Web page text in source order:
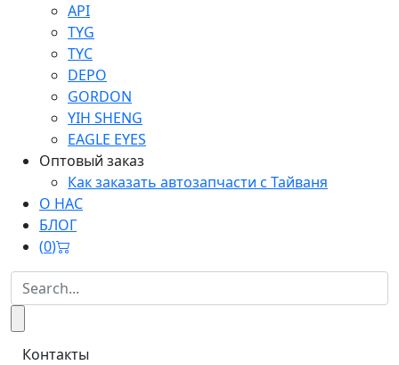
API
TYG
TYC
DEPO
GORDON
YIH SHENG
EAGLE EYES
Оптовый заказ
Как заказать автозапчасти с Тайваня
О НАС
БЛОГ
(0)
Контакты